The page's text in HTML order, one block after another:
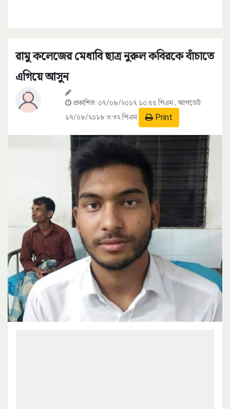
রামু কলেজের মেধাবি ছাত্র নুরুল কবিরকে বাঁচাতে
এগিয়ে আসুন
প্রকাশিত: ০৭/০৮/২০১৭ ১০:৫৫ পিএম, আপডেট:
১৭/০৮/২০১৮ ৩:৩২ পিএম
Print